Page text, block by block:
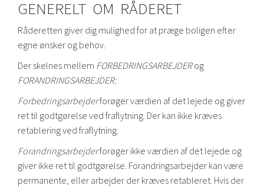
GENERELT OM RÅDERET
Råderetten giver dig mulighed for at præge boligen efter
egne ønsker og behov.
Der skelnes mellem FORBEDRINGSARBEJDERog
FORANDRINGSARBEJDER:
Forbedringsarbejderforøger værdien af det lejede og giver
ret til godtgørelse ved fraflytning. Der kan ikke kræves
retablering ved fraflytning.
Forandringsarbejderforøger ikke værdien af det lejede og
giver ikke ret til godtgørelse. Forandringsarbejder kan være
permanente, eller arbejder der kræves retableret. Hvis der